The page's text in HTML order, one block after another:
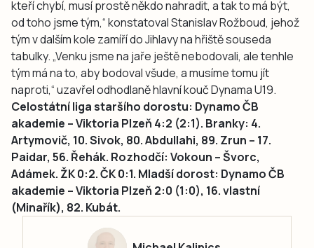
kteří chybí, musí prostě někdo nahradit, a tak to má být,
od toho jsme tým,“ konstatoval Stanislav Rožboud, jehož
tým v dalším kole zamíří do Jihlavy na hřiště souseda
tabulky. „Venku jsme na jaře ještě nebodovali, ale tenhle
tým má na to, aby bodoval všude, a musíme tomu jít
naproti,“ uzavřel odhodlaně hlavní kouč Dynama U19.
Celostátní liga staršího dorostu: Dynamo ČB
akademie – Viktoria Plzeň 4:2 (2:1). Branky: 4.
Artymovič, 10. Sivok, 80. Abdullahi, 89. Zrun – 17.
Paidar, 56. Řehák. Rozhodčí: Vokoun – Švorc,
Adámek. ŽK 0:2. ČK 0:1. Mladší dorost: Dynamo ČB
akademie – Viktoria Plzeň 2:0 (1:0), 16. vlastní
(Minařík), 82. Kubát.